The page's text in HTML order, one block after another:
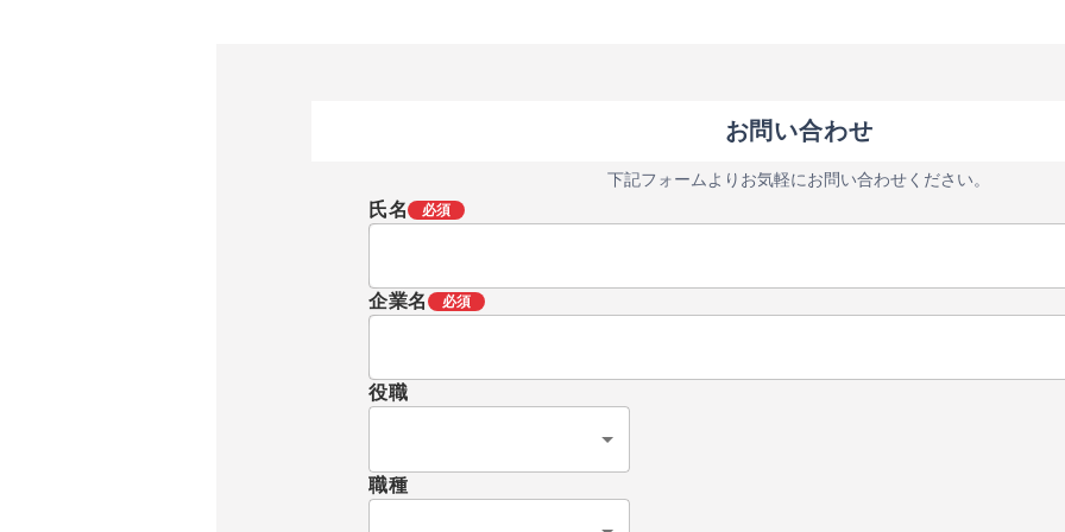
存在しても、そのまま検査ができるの
が特長です。 レーザー光が反射する素
材であれば、金属以外にも樹脂、ゴ
お問い合わせ
下記フォームよりお気軽にお問い合わせください。
氏名 必須
企業名 必須
役職
職種